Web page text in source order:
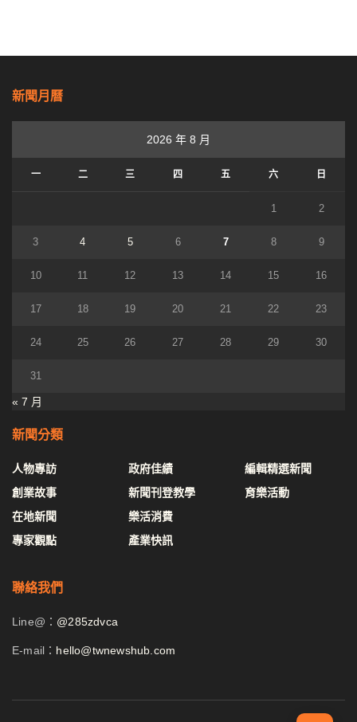
新聞月曆
2026 年 8 月
一 二 三 四 五 六 日
1 2
3 4 5 6 7 8 9
10 11 12 13 14 15 16
17 18 19 20 21 22 23
24 25 26 27 28 29 30
31
« 7 月
新聞分類
人物專訪
創業故事
在地新聞
專家觀點
政府佳績
新聞刊登教學
樂活消費
產業快訊
編輯精選新聞
育樂活動
聯絡我們
Line@： @285zdvca
E-mail： hello@twnewshub.com